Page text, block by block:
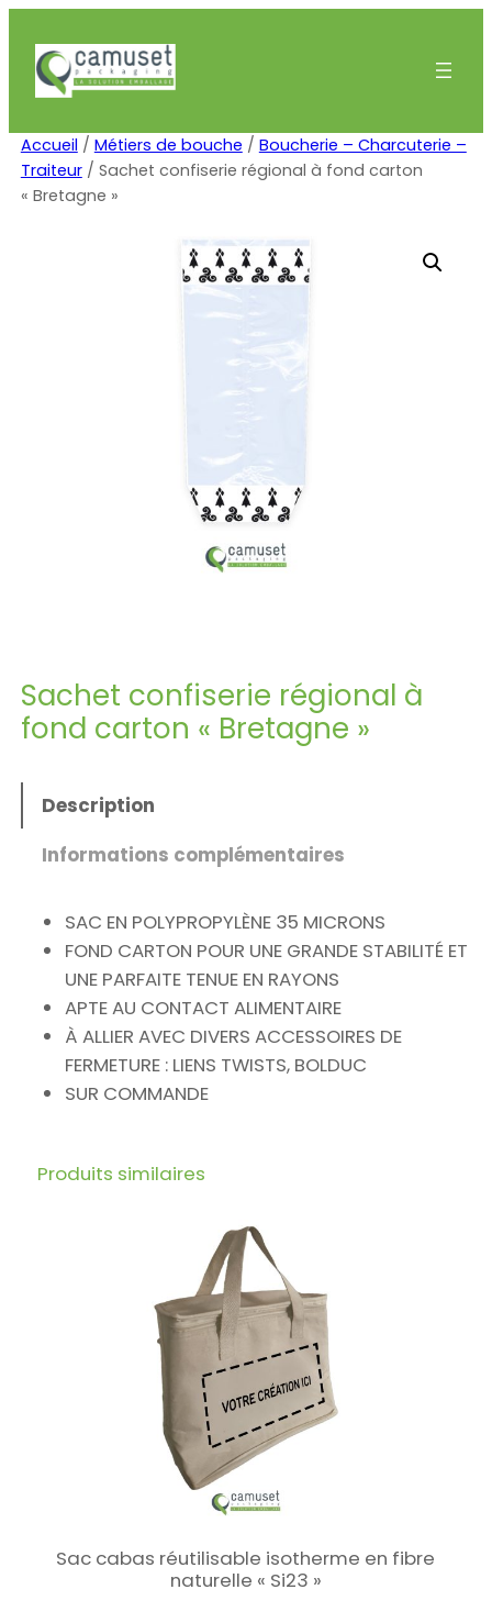
contenu
Accueil / Métiers de bouche / Boucherie – Charcuterie –
Traiteur/ Sachet confiserie régional à fond carton
« Bretagne »
Sachet confiserie régional à
fond carton « Bretagne »
Description
Informations complémentaires
SAC EN POLYPROPYLÈNE 35 MICRONS
FOND CARTON POUR UNE GRANDE STABILITÉ ET
UNE PARFAITE TENUE EN RAYONS
APTE AU CONTACT ALIMENTAIRE
À ALLIER AVEC DIVERS ACCESSOIRES DE
FERMETURE : LIENS TWISTS, BOLDUC
SUR COMMANDE
Produits similaires
Sac cabas réutilisable isotherme en fibre
naturelle « Si23 »